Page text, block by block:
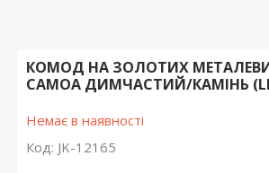
КОМОД НА ЗОЛОТИХ МЕТАЛЕВИХ
САМОА ДИМЧАСТИЙ/КАМІНЬ
Немає в наявності
Код: JK-12165